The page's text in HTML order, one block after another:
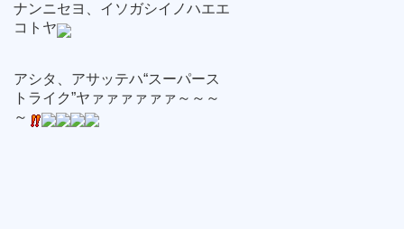
ナンニセヨ、イソガシイノハエエ
コトヤ
アシタ、アサッテハ“スーパース
トライク”ヤァァァァァァ～～～
～